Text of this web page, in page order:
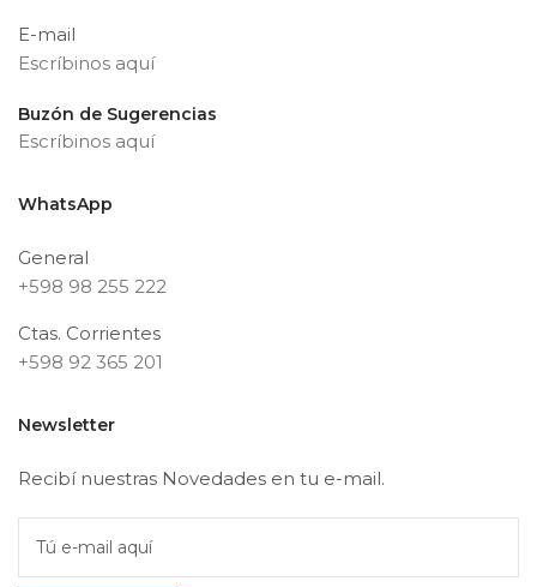
E-mail
Escríbinos aquí
Buzón de Sugerencias
Escríbinos aquí
WhatsApp
General
+598 98 255 222
Ctas. Corrientes
+598 92 365 201
Newsletter
Recibí nuestras Novedades en tu e-mail.
Tú e-mail aquí